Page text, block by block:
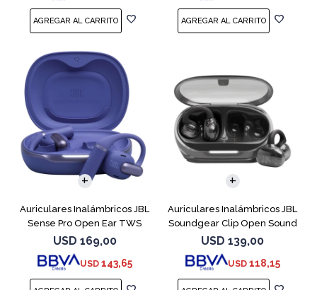
Auriculares Inalámbricos JBL
Sense Pro Open Ear TWS
Azul
USD 169,00
USD 143,65
Auriculares Inalámbricos JBL
Soundgear Clip Open Sound
Negro
USD 139,00
USD 118,15